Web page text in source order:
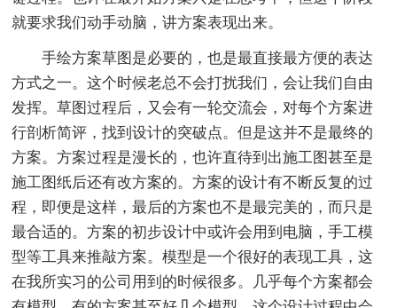
就要求我们动手动脑，讲方案表现出来。
手绘方案草图是必要的，也是最直接最方便的表达
方式之一。这个时候老总不会打扰我们，会让我们自由
发挥。草图过程后，又会有一轮交流会，对每个方案进
行剖析简评，找到设计的突破点。但是这并不是最终的
方案。方案过程是漫长的，也许直待到出施工图甚至是
施工图纸后还有改方案的。方案的设计有不断反复的过
程，即便是这样，最后的方案也不是最完美的，而只是
最合适的。方案的初步设计中或许会用到电脑，手工模
型等工具来推敲方案。模型是一个很好的表现工具，这
在我所实习的公司用到的时候很多。几乎每个方案都会